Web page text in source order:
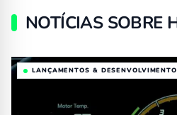
NOTÍCIAS SOBRE
LANÇAMENTOS &